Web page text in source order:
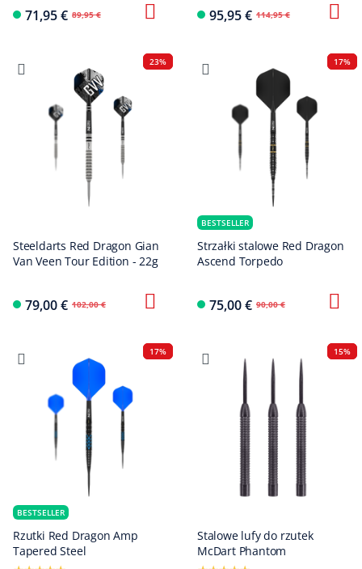
71,95 € 89,95 € 95,95 € 114,95 €
23%
Steeldarts Red Dragon Gian
Van Veen Tour Edition - 22g
79,00 € 102,00 €
17%
BESTSELLER
Strzałki stalowe Red Dragon
Ascend Torpedo
75,00 € 90,00 €
17%
BESTSELLER
Rzutki Red Dragon Amp
Tapered Steel
15%
Stalowe lufy do rzutek
McDart Phantom